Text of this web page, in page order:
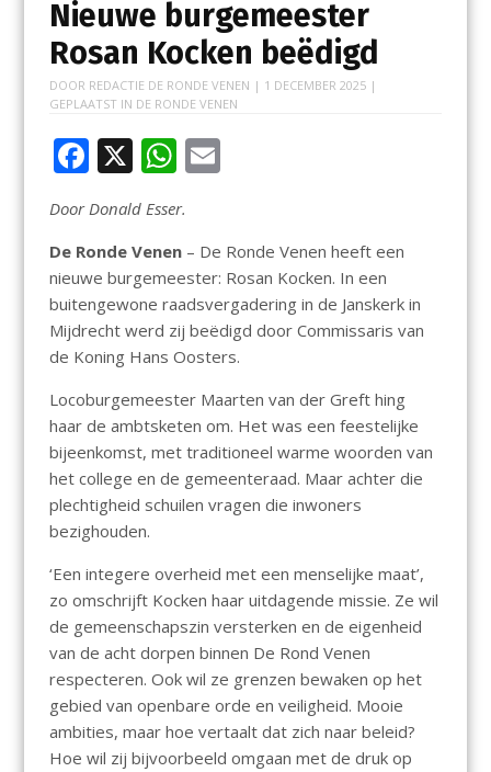
Nieuwe burgemeester
Rosan Kocken beëdigd
DOOR REDACTIE DE RONDE VENEN | 1 DECEMBER 2025|
GEPLAATST IN DE RONDE VENEN
F
e
b
o
o
k
X W
at
s
A
p
p
E
l
Door Donald Esser.
De Ronde Venen– De Ronde Venen heeft een
nieuwe burgemeester: Rosan Kocken. In een
buitengewone raadsvergadering in de Janskerk in
Mijdrecht werd zij beëdigd door Commissaris van
de Koning Hans Oosters.
Locoburgemeester Maarten van der Greft hing
haar de ambtsketen om. Het was een feestelijke
bijeenkomst, met traditioneel warme woorden van
het college en de gemeenteraad. Maar achter die
plechtigheid schuilen vragen die inwoners
bezighouden.
‘Een integere overheid met een menselijke maat’,
zo omschrijft Kocken haar uitdagende missie. Ze wil
de gemeenschapszin versterken en de eigenheid
van de acht dorpen binnen De Rond Venen
respecteren. Ook wil ze grenzen bewaken op het
gebied van openbare orde en veiligheid. Mooie
ambities, maar hoe vertaalt dat zich naar beleid?
Hoe wil zij bijvoorbeeld omgaan met de druk op